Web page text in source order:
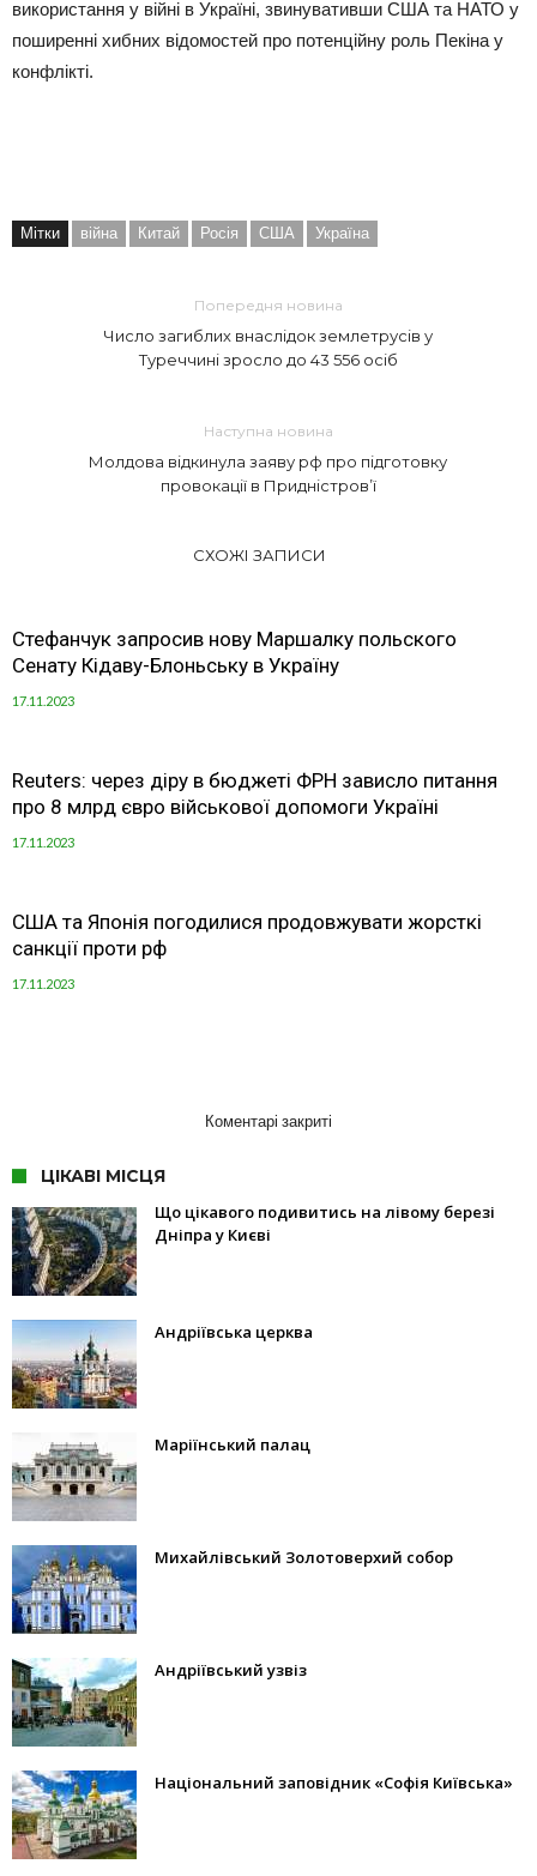
використання у війні в Україні, звинувативши США та НАТО у
поширенні хибних відомостей про потенційну роль Пекіна у
конфлікті.
Мітки війна Китай Росія США Україна
Попередня новина
Число загиблих внаслідок землетрусів у
Туреччині зросло до 43 556 осіб
Наступна новина
Молдова відкинула заяву рф про підготовку
провокації в Придністров’ї
СХОЖІ ЗАПИСИ
Стефанчук запросив нову Маршалку польского
Сенату Кідаву-Блоньську в Україну
17.11.2023
Reuters: через діру в бюджеті ФРН зависло питання
про 8 млрд євро військової допомоги Україні
17.11.2023
США та Японія погодилися продовжувати жорсткі
санкції проти рф
17.11.2023
Коментарі закриті
ЦІКАВІ МІСЦЯ
Що цікавого подивитись на лівому березі
Дніпра у Києві
Андріївська церква
Маріїнський палац
Михайлівський Золотоверхий собор
Андріївський узвіз
Національний заповідник «Софія Київська»